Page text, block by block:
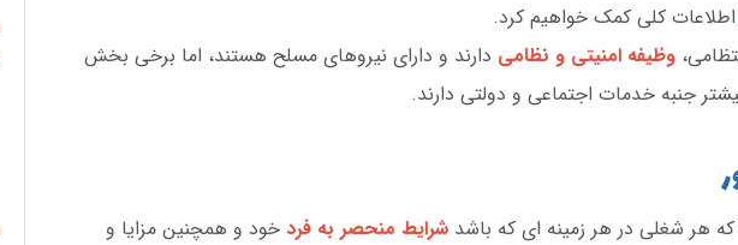
اطلاعات کلی کمک خواهیم کرد.
وظیفه امنیتی و نظامی دارند و دارای نیروهای مسلح هستند، اما برخی بخش
جنبه خدمات اجتماعی و دولتی دارند.
که هر شغلی در هر زمینه ای که باشد شرایط منحصر به فرد خود و همچنین مزایا و